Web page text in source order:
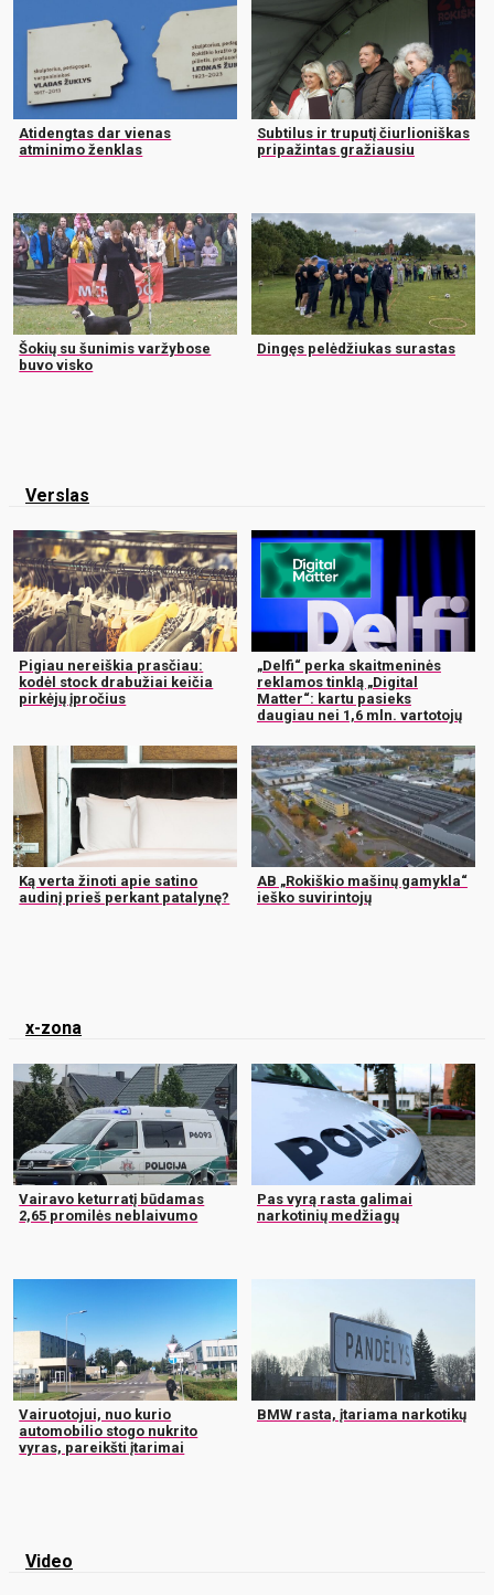
Atidengtas dar vienas
atminimo ženklas
Subtilus ir truputį čiurlioniškas
pripažintas gražiausiu
Šokių su šunimis varžybose
buvo visko
Dingęs pelėdžiukas surastas
Verslas
Pigiau nereiškia prasčiau:
kodėl stock drabužiai keičia
pirkėjų įpročius
„Delfi“ perka skaitmeninės
reklamos tinklą „Digital
Matter“: kartu pasieks
daugiau nei 1,6 mln. vartotojų
Ką verta žinoti apie satino
audinį prieš perkant patalynę?
AB „Rokiškio mašinų gamykla“
ieško suvirintojų
x-zona
Vairavo keturratį būdamas
2,65 promilės neblaivumo
Pas vyrą rasta galimai
narkotinių medžiagų
Vairuotojui, nuo kurio
automobilio stogo nukrito
vyras, pareikšti įtarimai
BMW rasta, įtariama narkotikų
Video